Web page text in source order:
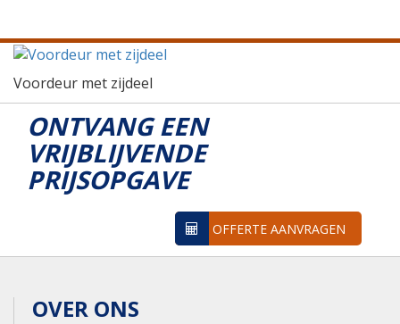
Voordeur met zijdeel
ONTVANG EEN
VRIJBLIJVENDE
PRIJSOPGAVE
OFFERTE AANVRAGEN
OVER ONS